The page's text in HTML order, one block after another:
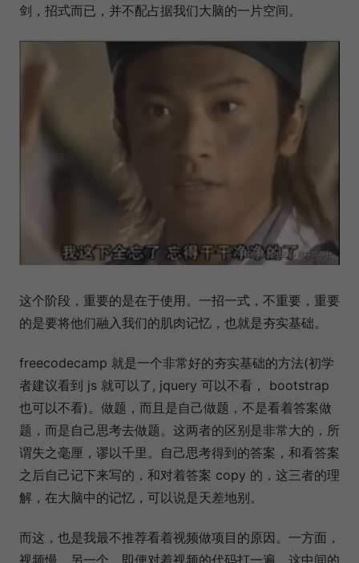
剑，招式而已，并不配占据我们大脑的一片空间。
这个阶段，重要的是在于使用。一招一式，不重要，重要
的是要将他们融入我们的肌肉记忆，也就是夯实基础。
freecodecamp 就是一个非常好的夯实基础的方法(初学
者建议看到 js 就可以了, jquery 可以不看， bootstrap
也可以不看)。做题，而且是自己做题，不是看着答案做
题，而是自己思考去做题。这两者的区别是非常大的，所
谓失之毫厘，谬以千里。自己思考得到的答案，和看答案
之后自己记下来写的，和对着答案 copy 的，这三者的理
解，在大脑中的记忆，可以说是天差地别。
而这，也是我最不推荐看着视频做项目的原因。一方面，
视频慢，另一个，即便对着视频的代码打一遍，这中间的